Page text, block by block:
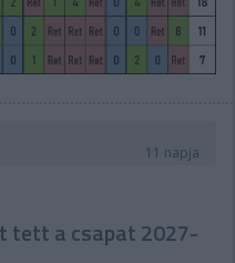
11 napja
tett a csapat 2027-